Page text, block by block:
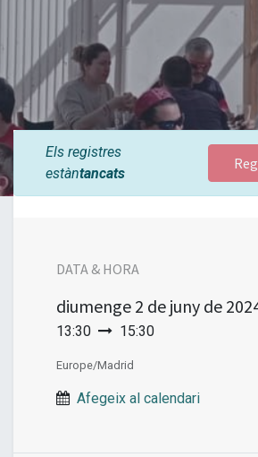
Els registres
estàntancats
DATA & HORA
diumenge 2 de juny de
13:30 15:30
Europe/Madrid
Afegeix al calendari